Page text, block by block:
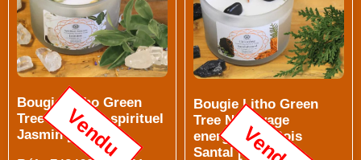
Bougie Litho Green
Tree Equilibre spirituel
Jasmin [DG]
Vendu
Bougie Litho Green
Tree Nettoyage
energetique Bois
Santal [DG]